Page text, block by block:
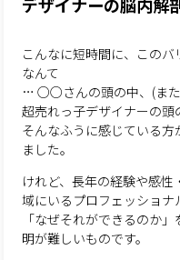
デザイナーの脳内解
こんなに短時間に、この
なんて
… ○○さんの頭の中、(また
超売れっ子デザイナーの頭
そんなふうに感じている
ました。
けれど、長年の経験や感性
域にいるプロフェッショナ
「なぜそれができるのか
明が難しいものです。